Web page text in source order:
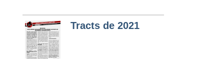
Tracts de 2021